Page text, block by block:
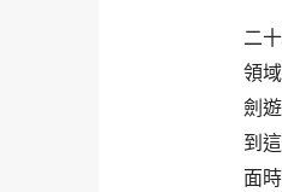
二
領
劍
到
面